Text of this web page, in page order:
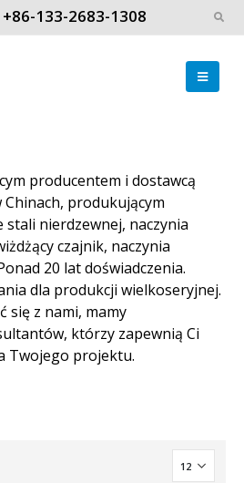
+86-133-2683-1308
producentem i dostawcą
produkującym
stali nierdzewnej, naczynia
czajnik, naczynia
20 lat doświadczenia.
dla produkcji wielkoseryjnej.
się z nami, mamy
którzy zapewnią Ci
Twojego projektu.